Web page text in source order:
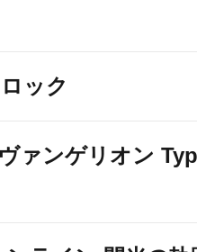
ック
ァンゲリオン